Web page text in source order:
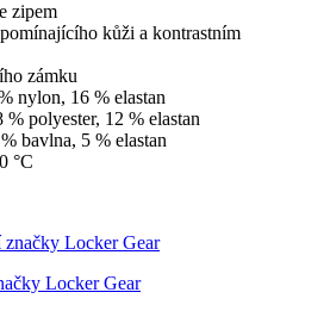
zipem
kůži a kontrastním
zámku
nylon, 16 % elastan
polyester, 12 % elastan
bavlna, 5 % elastan
°C
Locker Gear